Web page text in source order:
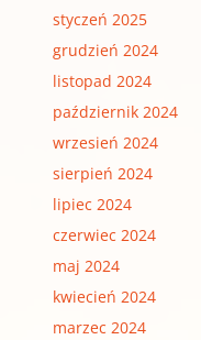
styczeń 2025
grudzień 2024
listopad 2024
październik 2024
wrzesień 2024
sierpień 2024
lipiec 2024
czerwiec 2024
maj 2024
kwiecień 2024
marzec 2024